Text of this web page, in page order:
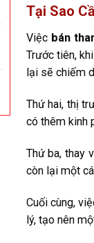
Tại Sao
Việc bán
Trước tiên,
lại sẽ chiếm
Thứ hai, thị
có thêm kinh
Thứ ba, thay
còn lại một
Cuối cùng,
lý, tạo nên